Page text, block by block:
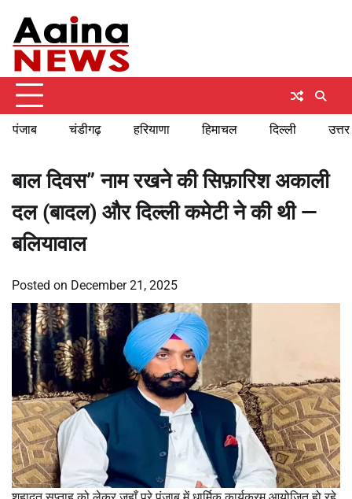
content
पंजाब चंडीगढ़ हरियाणा हिमाचल दिल्ली
बाल दिवस” नाम रखने की सिफ़ारिश अकाली
दल (बादल) और दिल्ली कमेटी ने की थी —
बलियावाल
Posted on December 21, 2025